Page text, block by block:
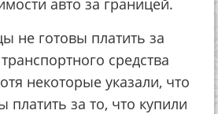
авто за границей.
не готовы платить за
средства
некоторые указали, что
платить за то, что купили